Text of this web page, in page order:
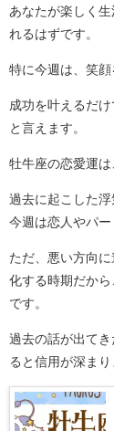
あなたが楽しく
れるはずです。
特に今週は、笑顔
成功を叶えるだ
と言えます。
牡牛座の恋愛運は
過去に起こした浮
今週は恋人やパー
ただ、悪い方向
化する時期だか
です。
過去の話が出て
ると信用が深まり